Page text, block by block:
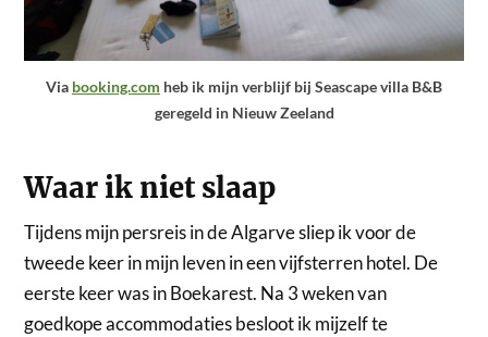
Via booking.com heb ik mijn verblijf bij Seascape villa B&B
geregeld in Nieuw Zeeland
Waar ik niet slaap
Tijdens mijn persreis in de Algarve sliep ik voor de
tweede keer in mijn leven in een vijfsterren hotel. De
eerste keer was in Boekarest. Na 3 weken van
goedkope accommodaties besloot ik mijzelf te